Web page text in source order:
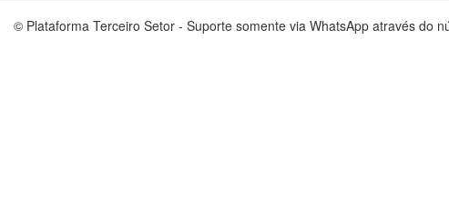
© Plataforma Terceiro Setor - Suporte somente via WhatsApp através do